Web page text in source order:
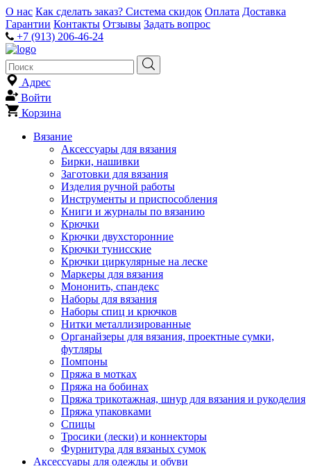
О нас Как сделать заказ? Система скидок Оплата Доставка
Гарантии Контакты Отзывы Задать вопрос
+7 (913) 206-46-24
Адрес
Войти
Корзина
Вязание
Аксессуары для вязания
Бирки, нашивки
Заготовки для вязания
Изделия ручной работы
Инструменты и приспособления
Книги и журналы по вязанию
Крючки
Крючки двухсторонние
Крючки тунисские
Крючки циркулярные на леске
Маркеры для вязания
Мононить, спандекс
Наборы для вязания
Наборы спиц и крючков
Нитки металлизированные
Органайзеры для вязания, проектные сумки,
футляры
Помпоны
Пряжа в мотках
Пряжа на бобинах
Пряжа трикотажная, шнур для вязания и рукоделия
Пряжа упаковками
Спицы
Тросики (лески) и коннекторы
Фурнитура для вязаных сумок
Аксессуары для одежды и обуви